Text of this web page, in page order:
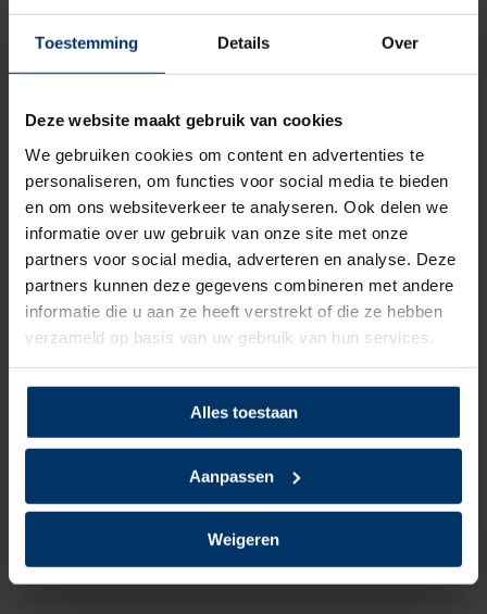
Toestemming Details Over
Deze website maakt gebruik van cookies
We gebruiken cookies om content en advertenties te
personaliseren, om functies voor social media te bieden
en om ons websiteverkeer te analyseren. Ook delen we
informatie over uw gebruik van onze site met onze
partners voor social media, adverteren en analyse. Deze
partners kunnen deze gegevens combineren met andere
informatie die u aan ze heeft verstrekt of die ze hebben
verzameld op basis van uw gebruik van hun services.
Alles toestaan
Aanpassen
Weigeren
olie, vetten, de meeste brandstoffen en zuren. Daarnaast is hij
en het geconstrueerde profiel is de slipweerstand van deze
schoenen uitermate goed!
Wil je de schoenen toch even passen, dan kan dat in onze
showroom. Heb je nog vragen over deze óf een van onze
andere producten, dan kun je altijd contact opnemen met
een van onze specialisten.
Categorie: HKS werkschoenen
HKS